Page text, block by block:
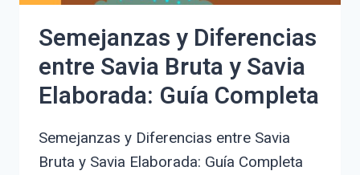
Semejanzas y Diferencias
entre Savia Bruta y Savia
Elaborada: Guía Completa
Semejanzas y Diferencias entre Savia
Bruta y Savia Elaborada: Guía Completa